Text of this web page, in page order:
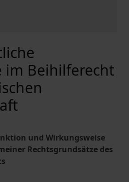
im Beihilferecht
und Wirkungsweise
Rechtsgrundsätze des